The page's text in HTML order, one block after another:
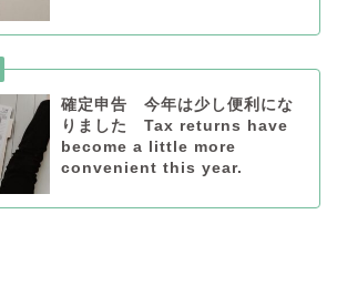
確定申告 今年は少し便利にな
りました Tax returns have
become a little more
convenient this year.